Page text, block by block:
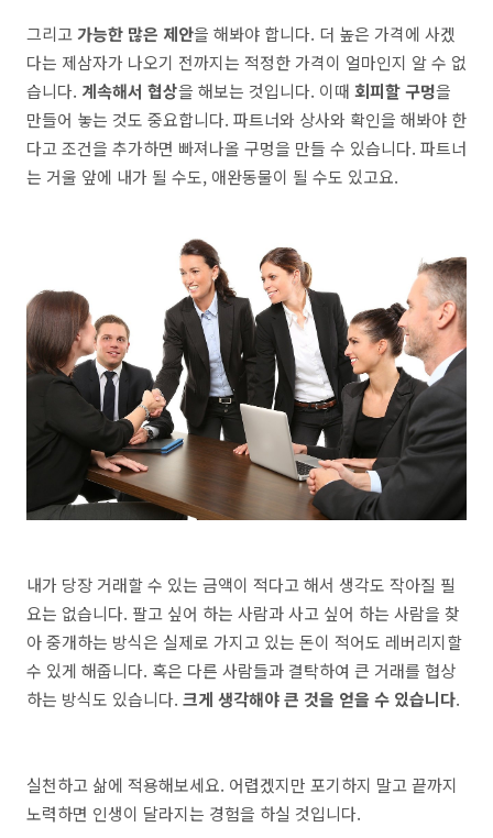
그리고가능한 많은 제안을 해봐야 합니다. 더 높은 가격에 사겠
다는 제삼자가 나오기 전까지는 적정한 가격이 얼마인지 알 수 없
습니다. 계속해서 협상을 해보는 것입니다. 이때 회피할 구멍을
만들어 놓는 것도 중요합니다. 파트너와 상사와 확인을 해봐야 한
다고 조건을 추가하면 빠져나올 구멍을 만들 수 있습니다. 파트너
는 거울 앞에 내가 될 수도, 애완동물이 될 수도 있고요.
내가 당장 거래할 수 있는 금액이 적다고 해서 생각도 작아질 필
요는 없습니다. 팔고 싶어 하는 사람과 사고 싶어 하는 사람을 찾
아 중개하는 방식은 실제로 가지고 있는 돈이 적어도 레버리지할
수 있게 해줍니다. 혹은 다른 사람들과 결탁하여 큰 거래를 협상
하는 방식도 있습니다. 크게 생각해야 큰 것을 얻을 수 있습니다.
실천하고 삶에 적용해보세요. 어렵겠지만 포기하지 말고 끝까지
노력하면 인생이 달라지는 경험을 하실 것입니다.